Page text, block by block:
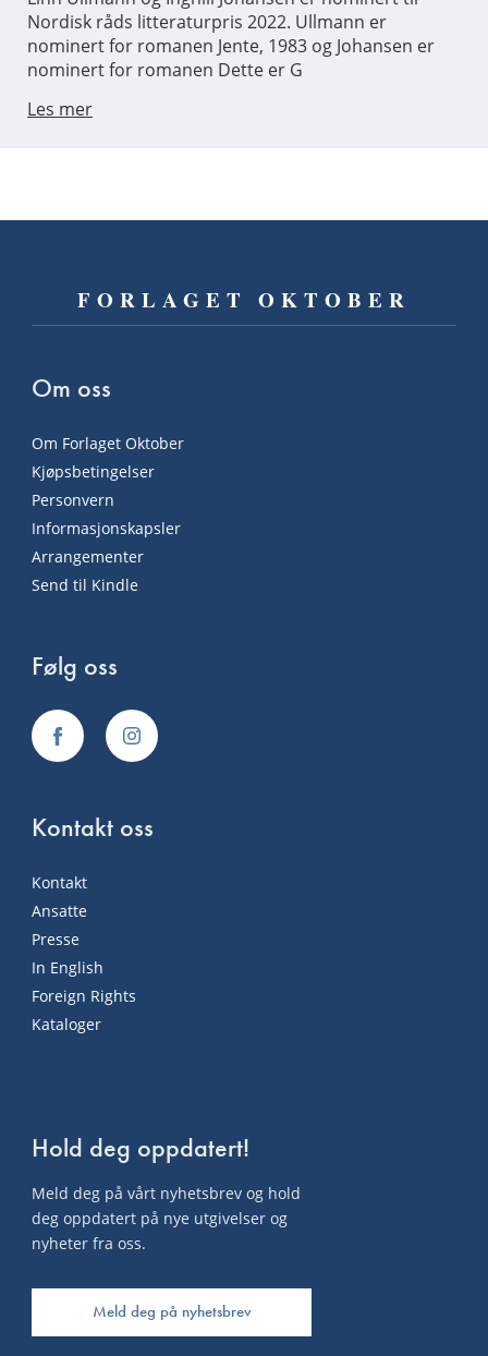
Nordisk råds litteraturpris 2022. Ullmann er
nominert for romanen Jente, 1983 og Johansen er
nominert for romanen Dette er G
Les mer
FORLAGET OKTOBER
Om oss
Om Forlaget Oktober
Kjøpsbetingelser
Personvern
Informasjonskapsler
Arrangementer
Send til Kindle
Følg oss
Kontakt oss
Kontakt
Ansatte
Presse
In English
Foreign Rights
Kataloger
Hold deg oppdatert!
Meld deg på vårt nyhetsbrev og hold
deg oppdatert på nye utgivelser og
nyheter fra oss.
Meld deg på nyhetsbrev